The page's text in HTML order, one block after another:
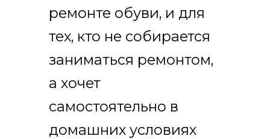
ремонте обуви, и для
тех, кто не собирается
заниматься ремонтом,
а хочет
самостоятельно в
домашних условиях